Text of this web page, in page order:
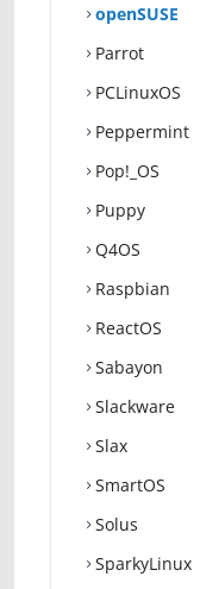
openSUSE
Parrot
PCLinuxOS
Peppermint
Pop!_OS
Puppy
Q4OS
Raspbian
ReactOS
Sabayon
Slackware
Slax
SmartOS
Solus
SparkyLinux